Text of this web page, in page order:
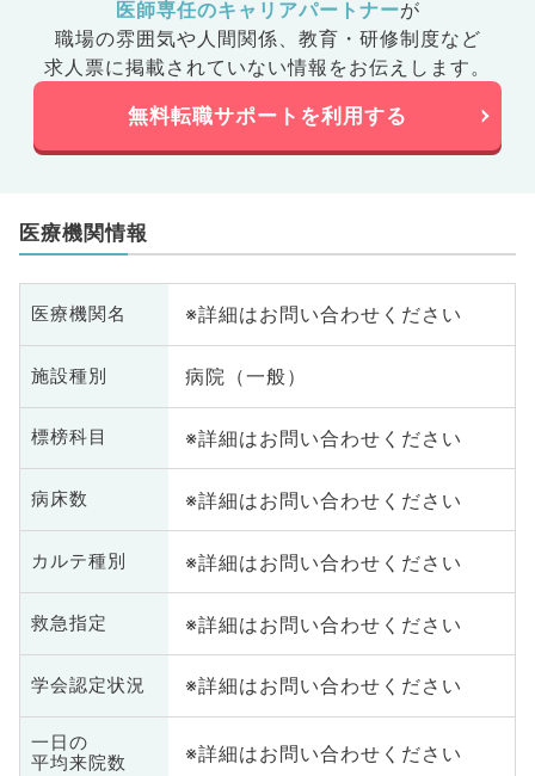
医師専任のキャリアパートナーが
職場の雰囲気や人間関係、 教育・研修制度など
求人票に掲載されていない情報をお伝えします。
無料転職サポートを利用する
医療機関情報
医療機関名 ※詳細はお問い合わせください
施設種別 病院（一般）
標榜科目 ※詳細はお問い合わせください
病床数 ※詳細はお問い合わせください
カルテ種別 ※詳細はお問い合わせください
救急指定 ※詳細はお問い合わせください
学会認定状況 ※詳細はお問い合わせください
一日の
平均来院数
※詳細はお問い合わせください